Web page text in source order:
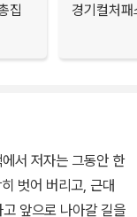
집
경기컬처
서 저자는 그동안 한
벗어 버리고, 근대
앞으로 나아갈 길을